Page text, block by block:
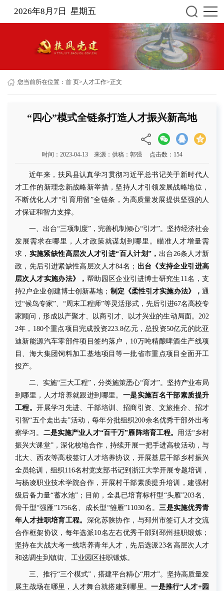
2026年8月7日 星期五
您当前所在位置： 首 页> 人才工作>正文
“四心”模式全链条打造人才振兴新高地
时间：2023-04-13 来源：供稿：郭强 点击数： 154
近年来， 扶风县认真学习贯彻习近平总书记关于新时代人
才工作的新理念新战略新举措，坚持人才引领发展战略地位，
不断优化人才“引育用留”全链条，为高质量发展提供坚强的 人
才保证和智力支撑。
一、出台“三项制度”， 完善机制倾心“引才”。 坚持经济社会
发展需求在哪里，人才政策就谋划到哪里。瞄准人才增量需
求， 实施紧缺性高层次人才引进“百人计划”， 出台 26条人才新
政，先后引进紧缺性高层次人才84名； 出台《支持企业引进高
层次人才实施办法》， 帮助园区企业引进博士研究生 11 名，支
持2 户企业创建博士创新基地； 制定《柔性引才实施办法》，通
过“候鸟专家”、“周末工程师”等灵活形式，先后引进67名高校专
家顾问，形成以产聚才、以商引才、以才兴业的生动局面。 202
2年， 180个重点项目完成投资223.8亿元， 总投资50亿元的比亚
迪新能源汽车零部件项目签约落户 ， 10万吨精酿啤酒生产线项
目、海大集团饲料加工基地项目等一批省市重点项目全面开工
投产。
二、实施“三大工程” ，分类施策悉心“育才”。 坚持产业布局
到哪里，人才培养就跟进到哪里。 一是实施百名干部素质提升
工程。开展学习先进、干部培训、招商引资、文旅推介、招才
引智“五个走出去”活动，每年分批组织200余名优秀干部外出考
察学习。 二是实施产业人才“百千万”雁阵培育工程。 用活“乡村
振兴大课堂”，深化校地合作，持续开展一把手进高校活动，与
北大、西农等高校签订人才培养协议，开展基层干部乡村振兴
全员轮训，组织116名村党支部书记到浙江大学开展专题培训，
与杨凌职业技术学院合作，开展村干部素质提升培训，建强村
级后备力量“蓄水池”；目前， 全县已培育标杆型“头雁”203名
骨干型“强雁”1756名、成长型“雏雁”11030名 。 三是实施优秀青
年人才挂职培育工程。 深化苏陕协作 ， 与邳州市签订人才交流
合作框架协议，每年选派10名左右优秀干部到 邳州 挂职锻炼 ；
坚持在大战大考一线培养青年人才，先后选派 23名 高层次 人才
和选调生到镇街、工业 园区挂职锻炼。
三、推行“三个模式”，搭建平台精心“用才”。 坚持高质量发
展主战场在哪里，人才舞台就搭建到哪里。一是推行“人才+园